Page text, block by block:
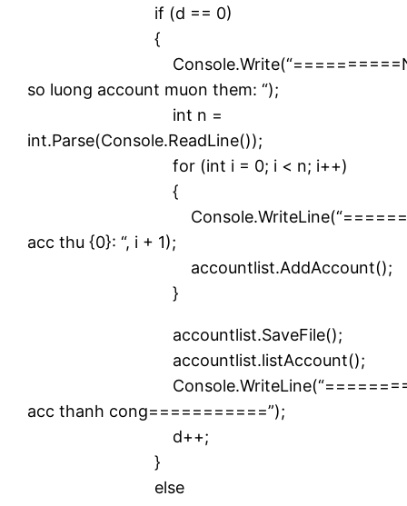
if (d == 0)
{
so luong account muon them: “);
int n =
int.Parse(Console.ReadLine());
for (int i = 0; i < n; i++)
{
acc thu {0}: “, i + 1);
accountlist.AddAccount();
}
accountlist.SaveFile();
accountlist.listAccount();
acc thanh cong===========”);
d++;
}
else